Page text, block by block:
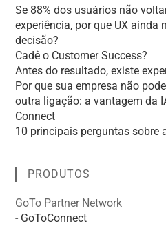
Se 88% dos usuários não
experiência, por que UX ainda
decisão?
Cadê o Customer Success?
Antes do resultado, existe
Por que sua empresa não
outra ligação: a vantagem da
Connect
10 principais perguntas sobre
PRODUTOS
GoTo Partner Network
- GoToConnect